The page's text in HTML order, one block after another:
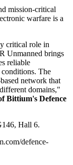
mission-critical
warfare is a
critical role in
Unmanned brings
reliable
The
network that
domains,"
Bittium's Defence
Hall 6.
defence-